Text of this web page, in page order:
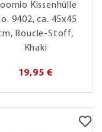
Kissenhülle
9402, ca. 45x45
Boucle-Stoff,
Khaki
19,95 €